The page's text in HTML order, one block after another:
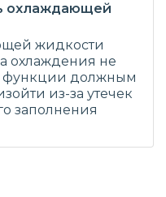
охлаждающей
жидкости
охлаждения не
функции должным
из-за утечек
заполнения